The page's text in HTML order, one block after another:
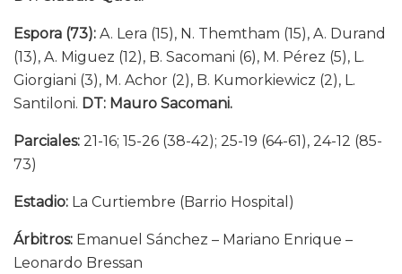
Espora (73): A. Lera (15), N. Themtham (15), A. Durand
(13), A. Miguez (12), B. Sacomani (6), M. Pérez (5), L.
Giorgiani (3), M. Achor (2), B. Kumorkiewicz (2), L.
Santiloni. DT: Mauro Sacomani.
Parciales: 21-16; 15-26 (38-42); 25-19 (64-61), 24-12 (85-
73)
Estadio: La Curtiembre (Barrio Hospital)
Árbitros: Emanuel Sánchez – Mariano Enrique –
Leonardo Bressan